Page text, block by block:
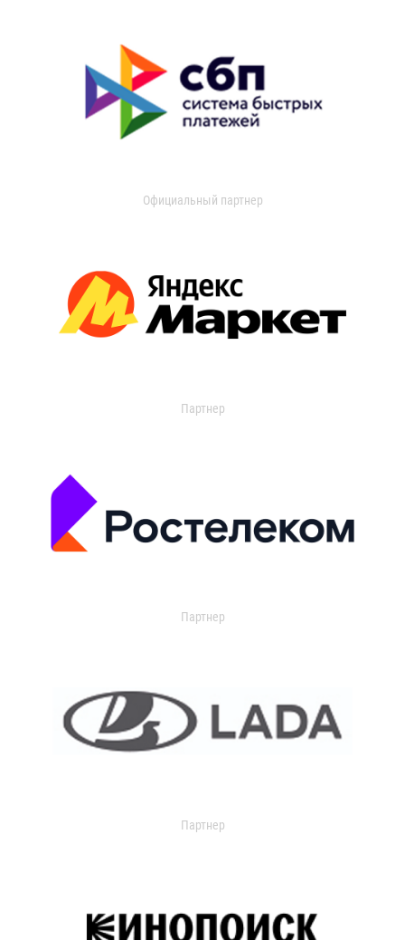
Официальный партнер
Партнер
Партнер
Партнер